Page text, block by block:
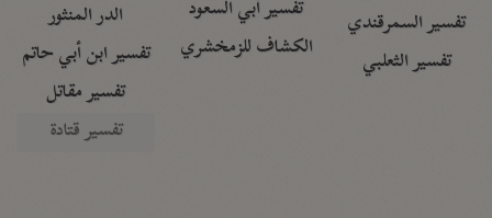
تفسير السمرقندي
تفسير الثعلبي
تفسير أبي السعود
الكشاف للزمخشري
الدر المنثور
تفسير ابن أبي حاتم
تفسير مقاتل
تفسير قتادة